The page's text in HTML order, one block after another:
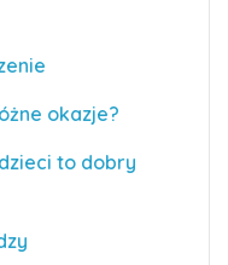
okazje?
to dobry